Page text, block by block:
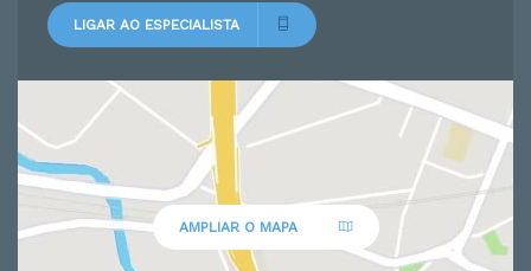
LIGAR AO ESPECIALISTA
AMPLIAR O MAPA